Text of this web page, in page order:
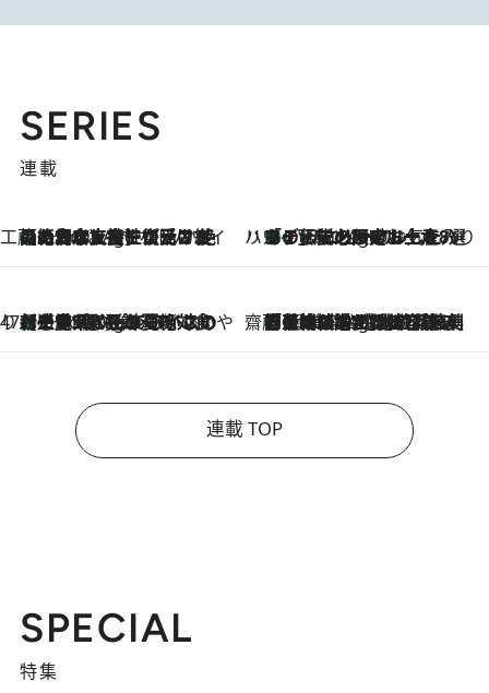
SERIES
連載
工藤まやのおもてなしハワイ
1 Hour Ago
【ハワイ土産】ローカルの絶大な支持で復活！ 絶品の幻クッキー《元ファンの日本人女性が受け継いだ名店》 ハワイ賢者 リサのお気に入りリスト1 Hour Ago
あの伝説の限定トートも！ リニューアルした「ディーン＆デルーカ ハワイ」で必須のお土産8選
47都道府県の手みやげ ひんやりスイーツで夏を満喫
1 Hour Ago
【三重県】この夏絶対食べたい 冷やしておいしいおやつ3選 お餅×アイスの新感覚スイーツ 齋藤 薫 美容脳ルネサンス
1 Hour Ago
「荷物が増えるほど旅ストレスは増す」美容ジャーナリストがたどり着いた最終結論。“化粧品を劇的に減らす”感動の凝縮美容とは
連載 TOP
SPECIAL
特集